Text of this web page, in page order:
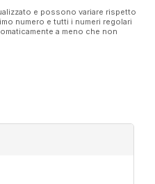
e possono variare rispetto
numero e tutti i numeri regolari
a meno che non